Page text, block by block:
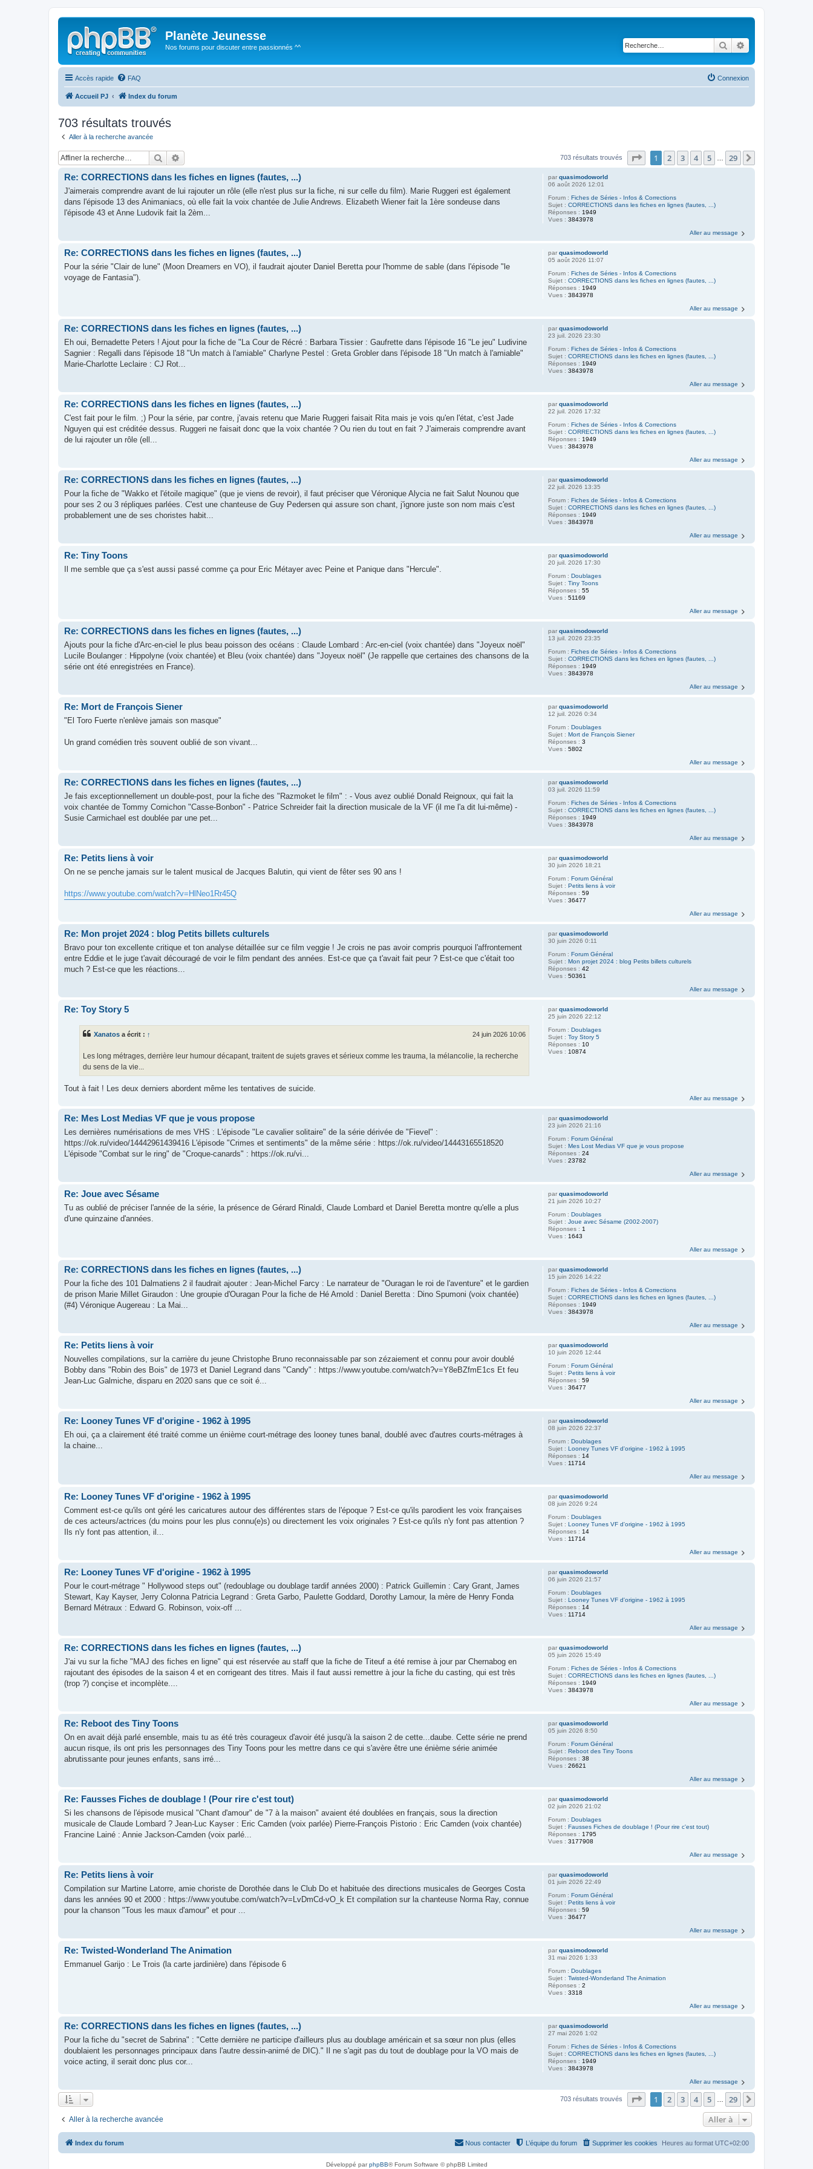
Planète Jeunesse
Nos forums pour discuter entre passionnés ^^ Rechercher
Accès rapide FAQ Connexion
Accueil PJ Index du forum
703 résultats trouvés
Aller à la recherche avancée
Rechercher 703 résultats trouvés Page sur29
1 2 3 4 5 29
parquasimodoworld
06 août 2026 12:01
Forum :Fiches de Séries - Infos & Corrections
Sujet :CORRECTIONS dans les fiches en lignes (fautes, ...)
Réponses : 1949
Vues :3843978
Re: CORRECTIONS dans les fiches en lignes (fautes, ...)
J'aimerais comprendre avant de lui rajouter un rôle (elle n'est plus sur la fiche, ni sur celle du film). Marie Ruggeri est également
dans l'épisode 13 des Animaniacs, où elle fait la voix chantée de Julie Andrews. Elizabeth Wiener fait la 1ère sondeuse dans
l'épisode 43 et Anne Ludovik fait la 2èm...
Aller au message
parquasimodoworld
05 août 2026 11:07
Forum :Fiches de Séries - Infos & Corrections
Sujet :CORRECTIONS dans les fiches en lignes (fautes, ...)
Réponses : 1949
Vues :3843978
Re: CORRECTIONS dans les fiches en lignes (fautes, ...)
Pour la série "Clair de lune" (Moon Dreamers en VO), il faudrait ajouter Daniel Beretta pour l'homme de sable (dans l'épisode "le
voyage de Fantasia").
Aller au message
parquasimodoworld
23 juil. 2026 23:30
Forum :Fiches de Séries - Infos & Corrections
Sujet :CORRECTIONS dans les fiches en lignes (fautes, ...)
Réponses : 1949
Vues :3843978
Re: CORRECTIONS dans les fiches en lignes (fautes, ...)
Eh oui, Bernadette Peters ! Ajout pour la fiche de "La Cour de Récré : Barbara Tissier : Gaufrette dans l'épisode 16 "Le jeu" Ludivine
Sagnier : Regalli dans l'épisode 18 "Un match à l'amiable" Charlyne Pestel : Greta Grobler dans l'épisode 18 "Un match à l'amiable"
Marie-Charlotte Leclaire : CJ Rot...
Aller au message
parquasimodoworld
22 juil. 2026 17:32
Forum :Fiches de Séries - Infos & Corrections
Sujet :CORRECTIONS dans les fiches en lignes (fautes, ...)
Réponses : 1949
Vues :3843978
Re: CORRECTIONS dans les fiches en lignes (fautes, ...)
C'est fait pour le film. ;) Pour la série, par contre, j'avais retenu que Marie Ruggeri faisait Rita mais je vois qu'en l'état, c'est Jade
Nguyen qui est créditée dessus. Ruggeri ne faisait donc que la voix chantée ? Ou rien du tout en fait ? J'aimerais comprendre avant
de lui rajouter un rôle (ell...
Aller au message
parquasimodoworld
22 juil. 2026 13:35
Forum :Fiches de Séries - Infos & Corrections
Sujet :CORRECTIONS dans les fiches en lignes (fautes, ...)
Réponses : 1949
Vues :3843978
Re: CORRECTIONS dans les fiches en lignes (fautes, ...)
Pour la fiche de "Wakko et l'étoile magique" (que je viens de revoir), il faut préciser que Véronique Alycia ne fait Salut Nounou que
pour ses 2 ou 3 répliques parlées. C'est une chanteuse de Guy Pedersen qui assure son chant, j'ignore juste son nom mais c'est
probablement une de ses choristes habit...
Aller au message
parquasimodoworld
20 juil. 2026 17:30
Forum :Doublages
Sujet :Tiny Toons
Réponses :55
Vues :51169
Re: Tiny Toons
Il me semble que ça s'est aussi passé comme ça pour Eric Métayer avec Peine et Panique dans "Hercule".
Aller au message
parquasimodoworld
13 juil. 2026 23:35
Forum :Fiches de Séries - Infos & Corrections
Sujet :CORRECTIONS dans les fiches en lignes (fautes, ...)
Réponses : 1949
Vues :3843978
Re: CORRECTIONS dans les fiches en lignes (fautes, ...)
Ajouts pour la fiche d'Arc-en-ciel le plus beau poisson des océans : Claude Lombard : Arc-en-ciel (voix chantée) dans "Joyeux noël"
Lucile Boulanger : Hippolyne (voix chantée) et Bleu (voix chantée) dans "Joyeux noël" (Je rappelle que certaines des chansons de la
série ont été enregistrées en France).
Aller au message
parquasimodoworld
12 juil. 2026 0:34
Forum :Doublages
Sujet :Mort de François Siener
Réponses :3
Vues :5802
Re: Mort de François Siener
"El Toro Fuerte n'enlève jamais son masque"
Un grand comédien très souvent oublié de son vivant...
Aller au message
parquasimodoworld
03 juil. 2026 11:59
Forum :Fiches de Séries - Infos & Corrections
Sujet :CORRECTIONS dans les fiches en lignes (fautes, ...)
Réponses : 1949
Vues :3843978
Re: CORRECTIONS dans les fiches en lignes (fautes, ...)
Je fais exceptionnellement un double-post, pour la fiche des "Razmoket le film" : - Vous avez oublié Donald Reignoux, qui fait la
voix chantée de Tommy Cornichon "Casse-Bonbon" - Patrice Schreider fait la direction musicale de la VF (il me l'a dit lui-même) -
Susie Carmichael est doublée par une pet...
Aller au message
parquasimodoworld
30 juin 2026 18:21
Forum :Forum Général
Sujet :Petits liens à voir
Réponses :59
Vues :36477
Re: Petits liens à voir
On ne se penche jamais sur le talent musical de Jacques Balutin, qui vient de fêter ses 90 ans !
https://www.youtube.com/watch?v=HlNeo1Rr45Q
Aller au message
parquasimodoworld
30 juin 2026 0:11
Forum :Forum Général
Sujet :Mon projet 2024 : blog Petits billets culturels
Réponses :42
Vues :50361
Re: Mon projet 2024 : blog Petits billets culturels
Bravo pour ton excellente critique et ton analyse détaillée sur ce film veggie ! Je crois ne pas avoir compris pourquoi l'affrontement
entre Eddie et le juge t'avait découragé de voir le film pendant des années. Est-ce que ça t'avait fait peur ? Est-ce que c'était too
much ? Est-ce que les réactions...
Aller au message
parquasimodoworld
25 juin 2026 22:12
Forum :Doublages
Sujet :Toy Story 5
Réponses : 10
Vues : 10874
Re: Toy Story 5
Xanatos a écrit : ↑ 24 juin 2026 10:06
Les long métrages, derrière leur humour décapant, traitent de sujets graves et sérieux comme les trauma, la mélancolie, la recherche
du sens de la vie...
Tout à fait ! Les deux derniers abordent même les tentatives de suicide.
Aller au message
parquasimodoworld
23 juin 2026 21:16
Forum :Forum Général
Sujet :Mes Lost Medias VF que je vous propose
Réponses :24
Vues :23782
Re: Mes Lost Medias VF que je vous propose
Les dernières numérisations de mes VHS : L'épisode "Le cavalier solitaire" de la série dérivée de "Fievel" :
https://ok.ru/video/14442961439416 L'épisode "Crimes et sentiments" de la même série : https://ok.ru/video/14443165518520
L'épisode "Combat sur le ring" de "Croque-canards" : https://ok.ru/vi...
Aller au message
parquasimodoworld
21 juin 2026 10:27
Forum :Doublages
Sujet :Joue avec Sésame (2002-2007)
Réponses : 1
Vues : 1643
Re: Joue avec Sésame
Tu as oublié de préciser l'année de la série, la présence de Gérard Rinaldi, Claude Lombard et Daniel Beretta montre qu'elle a plus
d'une quinzaine d'années.
Aller au message
parquasimodoworld
15 juin 2026 14:22
Forum :Fiches de Séries - Infos & Corrections
Sujet :CORRECTIONS dans les fiches en lignes (fautes, ...)
Réponses : 1949
Vues :3843978
Re: CORRECTIONS dans les fiches en lignes (fautes, ...)
Pour la fiche des 101 Dalmatiens 2 il faudrait ajouter : Jean-Michel Farcy : Le narrateur de "Ouragan le roi de l'aventure" et le gardien
de prison Marie Millet Giraudon : Une groupie d'Ouragan Pour la fiche de Hé Arnold : Daniel Beretta : Dino Spumoni (voix chantée)
(#4) Véronique Augereau : La Mai...
Aller au message
parquasimodoworld
10 juin 2026 12:44
Forum :Forum Général
Sujet :Petits liens à voir
Réponses :59
Vues :36477
Re: Petits liens à voir
Nouvelles compilations, sur la carrière du jeune Christophe Bruno reconnaissable par son zézaiement et connu pour avoir doublé
Bobby dans "Robin des Bois" de 1973 et Daniel Legrand dans "Candy" : https://www.youtube.com/watch?v=Y8eBZfmE1cs Et feu
Jean-Luc Galmiche, disparu en 2020 sans que ce soit é...
Aller au message
parquasimodoworld
08 juin 2026 22:37
Forum :Doublages
Sujet :Looney Tunes VF d'origine - 1962 à 1995
Réponses : 14
Vues : 11714
Re: Looney Tunes VF d'origine - 1962 à 1995
Eh oui, ça a clairement été traité comme un énième court-métrage des looney tunes banal, doublé avec d'autres courts-métrages à
la chaine...
Aller au message
parquasimodoworld
08 juin 2026 9:24
Forum :Doublages
Sujet :Looney Tunes VF d'origine - 1962 à 1995
Réponses : 14
Vues : 11714
Re: Looney Tunes VF d'origine - 1962 à 1995
Comment est-ce qu'ils ont géré les caricatures autour des différentes stars de l'époque ? Est-ce qu'ils parodient les voix françaises
de ces acteurs/actrices (du moins pour les plus connu(e)s) ou directement les voix originales ? Est-ce qu'ils n'y font pas attention ?
Ils n'y font pas attention, il...
Aller au message
parquasimodoworld
06 juin 2026 21:57
Forum :Doublages
Sujet :Looney Tunes VF d'origine - 1962 à 1995
Réponses : 14
Vues : 11714
Re: Looney Tunes VF d'origine - 1962 à 1995
Pour le court-métrage " Hollywood steps out" (redoublage ou doublage tardif années 2000) : Patrick Guillemin : Cary Grant, James
Stewart, Kay Kayser, Jerry Colonna Patricia Legrand : Greta Garbo, Paulette Goddard, Dorothy Lamour, la mère de Henry Fonda
Bernard Métraux : Edward G. Robinson, voix-off ...
Aller au message
parquasimodoworld
05 juin 2026 15:49
Forum :Fiches de Séries - Infos & Corrections
Sujet :CORRECTIONS dans les fiches en lignes (fautes, ...)
Réponses : 1949
Vues :3843978
Re: CORRECTIONS dans les fiches en lignes (fautes, ...)
J'ai vu sur la fiche "MAJ des fiches en ligne" qui est réservée au staff que la fiche de Titeuf a été remise à jour par Chernabog en
rajoutant des épisodes de la saison 4 et en corrigeant des titres. Mais il faut aussi remettre à jour la fiche du casting, qui est très
(trop ?) conçise et incomplète....
Aller au message
parquasimodoworld
05 juin 2026 8:50
Forum :Forum Général
Sujet :Reboot des Tiny Toons
Réponses :38
Vues :26621
Re: Reboot des Tiny Toons
On en avait déjà parlé ensemble, mais tu as été très courageux d'avoir été jusqu'à la saison 2 de cette...daube. Cette série ne prend
aucun risque, ils ont pris les personnages des Tiny Toons pour les mettre dans ce qui s'avère être une énième série animée
abrutissante pour jeunes enfants, sans irré...
Aller au message
parquasimodoworld
02 juin 2026 21:02
Forum :Doublages
Sujet :Fausses Fiches de doublage ! (Pour rire c'est tout)
Réponses : 1795
Vues :3177908
Re: Fausses Fiches de doublage ! (Pour rire c'est tout)
Si les chansons de l'épisode musical "Chant d'amour" de "7 à la maison" avaient été doublées en français, sous la direction
musicale de Claude Lombard ? Jean-Luc Kayser : Eric Camden (voix parlée) Pierre-François Pistorio : Eric Camden (voix chantée)
Francine Lainé : Annie Jackson-Camden (voix parlé...
Aller au message
parquasimodoworld
01 juin 2026 22:49
Forum :Forum Général
Sujet :Petits liens à voir
Réponses :59
Vues :36477
Re: Petits liens à voir
Compilation sur Martine Latorre, amie choriste de Dorothée dans le Club Do et habituée des directions musicales de Georges Costa
dans les années 90 et 2000 : https://www.youtube.com/watch?v=LvDmCd-vO_k Et compilation sur la chanteuse Norma Ray, connue
pour la chanson "Tous les maux d'amour" et pour ...
Aller au message
parquasimodoworld
31 mai 2026 1:33
Forum :Doublages
Sujet :Twisted-Wonderland The Animation
Réponses :2
Vues :3318
Re: Twisted-Wonderland The Animation
Emmanuel Garijo : Le Trois (la carte jardinière) dans l'épisode 6
Aller au message
parquasimodoworld
27 mai 2026 1:02
Forum :Fiches de Séries - Infos & Corrections
Sujet :CORRECTIONS dans les fiches en lignes (fautes, ...)
Réponses : 1949
Vues :3843978
Re: CORRECTIONS dans les fiches en lignes (fautes, ...)
Pour la fiche du "secret de Sabrina" : "Cette dernière ne participe d'ailleurs plus au doublage américain et sa sœur non plus (elles
doublaient les personnages principaux dans l'autre dessin-animé de DIC)." Il ne s'agit pas du tout de doublage pour la VO mais de
voice acting, il serait donc plus cor...
Aller au message
703 résultats trouvés Page sur29
1 2 3 4 5 29
Aller à la recherche avancée Aller à
Index du forum Heures au format UTC+02:00
Supprimer les cookies
L’équipe du forum
Nous contacter
Développé parphpBB® Forum Software © phpBB Limited